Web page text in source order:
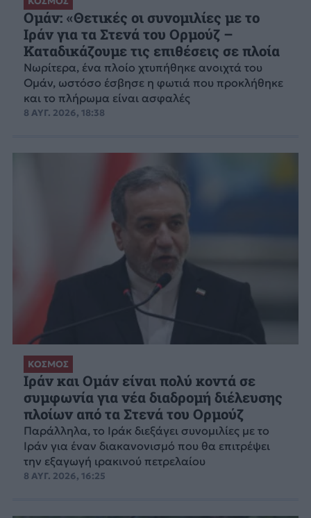
Ομάν: «Θετικές οι συνομιλίες με το
Ιράν για τα Στενά του Ορμούζ –
Καταδικάζουμε τις επιθέσεις σε πλοία
Νωρίτερα, ένα πλοίο χτυπήθηκε ανοιχτά του
Ομάν, ωστόσο έσβησε η φωτιά που προκλήθηκε
και το πλήρωμα είναι ασφαλές
8 ΑΥΓ. 2026, 18:38
ΚΟΣΜΟΣ
Ιράν και Ομάν είναι πολύ κοντά σε
συμφωνία για νέα διαδρομή διέλευσης
πλοίων από τα Στενά του Ορμούζ
Παράλληλα, το Ιράκ διεξάγει συνομιλίες με το
Ιράν για έναν διακανονισμό που θα επιτρέψει
την εξαγωγή ιρακινού πετρελαίου
8 ΑΥΓ. 2026, 16:25